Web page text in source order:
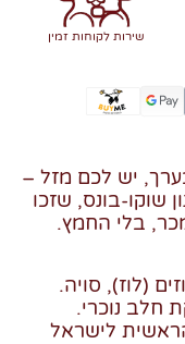
שירות לקוחות זמין
יש לכם מזל –
שוקו-בונס, שזכו
בלי החמץ.
(לוז), סויה.
חלב נוכרי.